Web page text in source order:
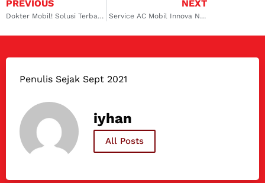
PREVIOUS
Dokter Mobil! Solusi Terbaik untuk Service AC Mobil Innova Surabaya Timur
NEXT
Service AC Mobil Innova Ngagel dengan Kualitas Maksimal Hanya di Dokter Mobil!
Penulis Sejak Sept 2021
iyhan
All Posts